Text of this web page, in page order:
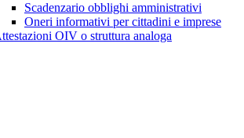
Scadenzario obblighi amministrativi
Oneri informativi per cittadini e imprese
OIV o struttura analoga